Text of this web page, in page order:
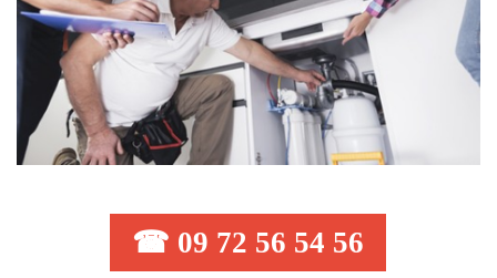
☎ 09 72 56 54 56